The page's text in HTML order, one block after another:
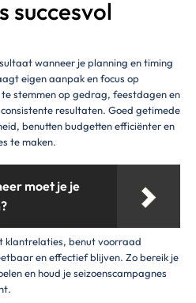
succesvol
wanneer je planning en timing
eigen aanpak en focus op
stemmen op gedrag, feestdagen en
resultaten. Goed getimede
benutten budgetten efficiënter en
te maken.
moet je je
klantrelaties, benut voorraad
en effectief blijven. Zo bereik je
en houd je seizoenscampagnes